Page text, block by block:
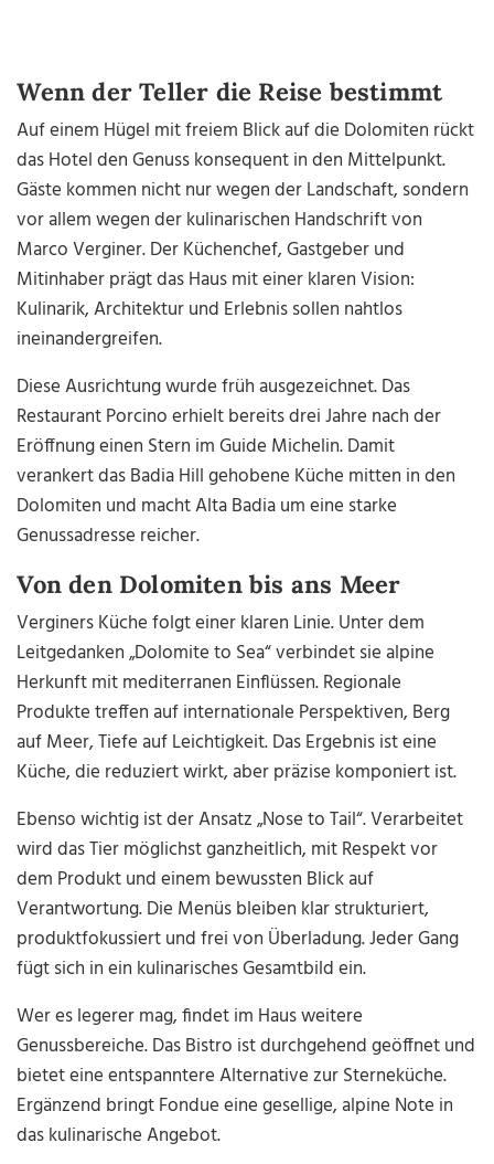
Wenn der Teller die Reise bestimmt
Auf einem Hügel mit freiem Blick auf die Dolomiten rückt
das Hotel den Genuss konsequent in den Mittelpunkt.
Gäste kommen nicht nur wegen der Landschaft, sondern
vor allem wegen der kulinarischen Handschrift von
Marco Verginer. Der Küchenchef, Gastgeber und
Mitinhaber prägt das Haus mit einer klaren Vision:
Kulinarik, Architektur und Erlebnis sollen nahtlos
ineinandergreifen.
Diese Ausrichtung wurde früh ausgezeichnet. Das
Restaurant Porcino erhielt bereits drei Jahre nach der
Eröffnung einen Stern im Guide Michelin. Damit
verankert das Badia Hill gehobene Küche mitten in den
Dolomiten und macht Alta Badia um eine starke
Genussadresse reicher.
Von den Dolomiten bis ans Meer
Verginers Küche folgt einer klaren Linie. Unter dem
Leitgedanken „Dolomite to Sea“ verbindet sie alpine
Herkunft mit mediterranen Einflüssen. Regionale
Produkte treffen auf internationale Perspektiven, Berg
auf Meer, Tiefe auf Leichtigkeit. Das Ergebnis ist eine
Küche, die reduziert wirkt, aber präzise komponiert ist.
Ebenso wichtig ist der Ansatz „Nose to Tail“. Verarbeitet
wird das Tier möglichst ganzheitlich, mit Respekt vor
dem Produkt und einem bewussten Blick auf
Verantwortung. Die Menüs bleiben klar strukturiert,
produktfokussiert und frei von Überladung. Jeder Gang
fügt sich in ein kulinarisches Gesamtbild ein.
Wer es legerer mag, findet im Haus weitere
Genussbereiche. Das Bistro ist durchgehend geöffnet und
bietet eine entspanntere Alternative zur Sterneküche.
Ergänzend bringt Fondue eine gesellige, alpine Note in
das kulinarische Angebot.